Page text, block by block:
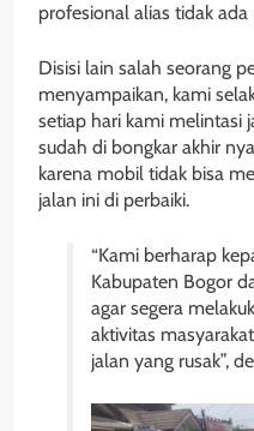
profesional alias tidak
Disisi lain salah seorang
menyampaikan, kami
setiap hari kami melintasi
sudah di bongkar akhir
karena mobil tidak bisa
jalan ini di perbaiki.
“Kami berharap
Kabupaten Bogor
agar segera
aktivitas
jalan yang rusak”,